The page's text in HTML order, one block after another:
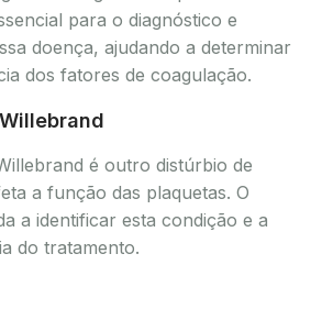
para o diagnóstico e
doença, ajudando a determinar
dos fatores de coagulação.
é outro distúrbio de
a função das plaquetas. O
a identificar esta condição e a
do tratamento.